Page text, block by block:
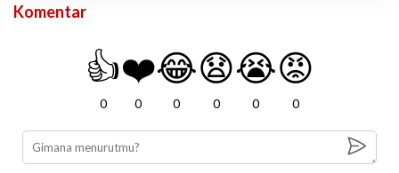
Komentar
👍
0
❤️
0
😂
0
😧
0
😭
0
😡
0